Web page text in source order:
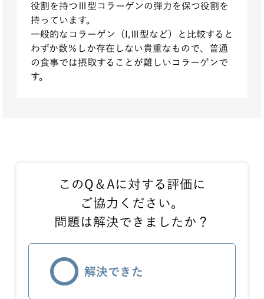
役割を持つⅢ型コラーゲンの弾力を保つ役割を
持っています。
一般的なコラーゲン（I,Ⅲ型など）と比較すると
わずか数％しか存在しない貴重なもので、普通
の食事では摂取することが難しいコラーゲンで
す。
このQ＆Aに対する評価に
ご協力ください。
問題は解決できましたか？
解決できた